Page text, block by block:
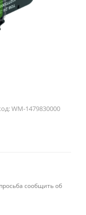
WM-1479830000
сообщить об